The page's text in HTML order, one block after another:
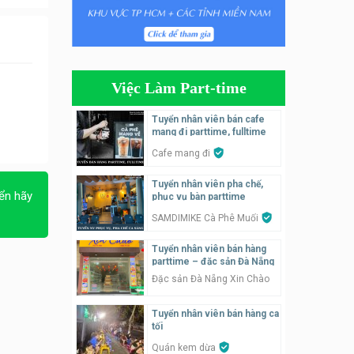
hãy
Tuyển nhân viên phụ quán ăn
– hỗ trợ ăn ở
parttime
GÀ GÔ FASTFOOD
parttime
Tuyển nhân viên pha chế
tiệm trà sữa
TRÀ SỮA THÁI LAN
Tuyển nhân viên tư vấn bán
hàng tiệm bánh ngọt
Tiệm bánh ngọt
Việc Làm Part-time
Tuyển nhân viên bán cafe
mang đi parttime, fulltime
Cafe mang đi
Tuyển nhân viên pha chế,
phục vụ bàn parttime
SAMDIMIKE Cà Phê Muối
Tuyển nhân viên bán hàng
parttime – đặc sản Đà Nẵng
Đặc sản Đà Nẵng Xin Chào
Tuyển nhân viên bán hàng ca
tối
Quán kem dừa